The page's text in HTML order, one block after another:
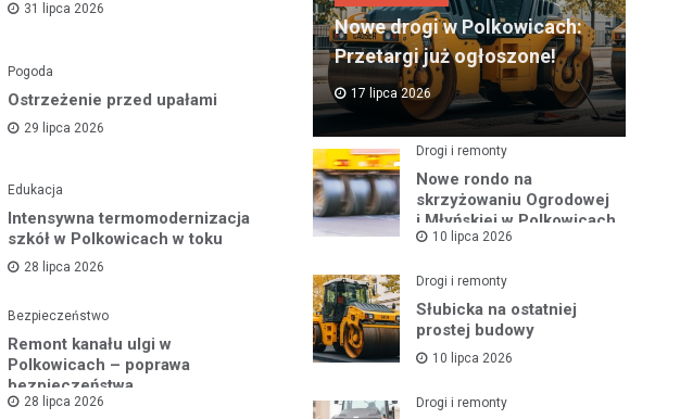
31 lipca 2026
Pogoda
Ostrzeżenie przed upałami
29 lipca 2026
Edukacja
Intensywna termomodernizacja
szkół w Polkowicach w toku
28 lipca 2026
Bezpieczeństwo
Remont kanału ulgi w
Polkowicach – poprawa
bezpieczeństwa
przeciwpowodziowego
28 lipca 2026
Nowe drogi w Polkowicach:
Przetargi już ogłoszone!
17 lipca 2026
Drogi i remonty
Nowe rondo na
skrzyżowaniu Ogrodowej
i Młyńskiej w Polkowicach
10 lipca 2026
Drogi i remonty
Słubicka na ostatniej
prostej budowy
10 lipca 2026
Drogi i remonty